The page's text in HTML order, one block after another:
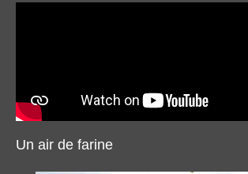
Un air de farine